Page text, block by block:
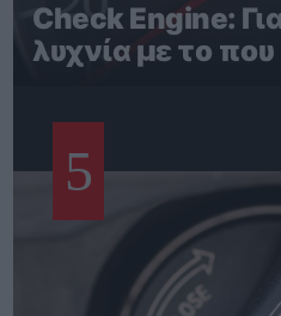
Check Engine:
λυχνία με το που
5